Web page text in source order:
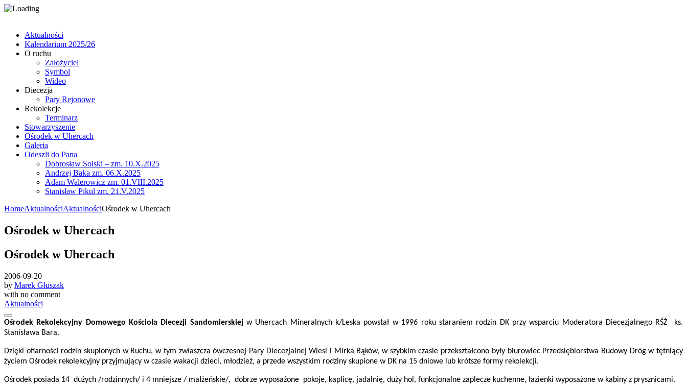
Aktualności
Kalendarium 2025/26
O ruchu
Założyciel
Symbol
Wideo
Diecezja
Pary Rejonowe
Rekolekcje
Terminarz
Stowarzyszenie
Ośrodek w Uhercach
Galeria
Odeszli do Pana
Dobrosław Solski – zm. 10.X.2025
Andrzej Baka zm. 06.X.2025
Adam Walerowicz zm. 01.VIII.2025
Stanisław Pikul zm. 21.V.2025
HomeAktualnościAktualnościOśrodek w Uhercach
Ośrodek w Uhercach
Ośrodek w Uhercach
2006-09-20
by Marek Głuszak
with no comment
Aktualności
Ośrodek Rekolekcyjny Domowego Kościoła Diecezji Sandomierskiejw Uhercach Mineralnych k/Leska powstał w 1996 roku staraniem rodzin DK przy wsparciu Moderatora Diecezjalnego RŚŻ ks.
Stanisława Bara.
Dzięki ofiarności rodzin skupionych w Ruchu, w tym zwłaszcza ówczesnej Pary Diecezjalnej Wiesi i Mirka Bąków, w szybkim czasie przekształcono były biurowiec Przedsiębiorstwa Budowy Dróg w tętniący
życiem Ośrodek rekolekcyjny przyjmujący w czasie wakacji dzieci, młodzież, a przede wszystkim rodziny skupione w DK na 15 dniowe lub krótsze formy rekolekcji.
Ośrodek posiada 14 dużych /rodzinnych/ i 4 mniejsze / małżeńskie/, dobrze wyposażone pokoje, kaplicę, jadalnię, duży hol, funkcjonalne zaplecze kuchenne, łazienki wyposażone w kabiny z prysznicami.